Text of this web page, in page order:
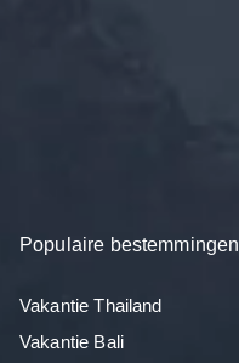
Populaire bestemmingen
Vakantie Thailand
Vakantie Bali